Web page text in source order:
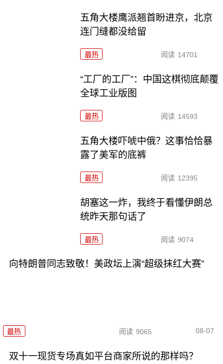
五角大楼鹰派翘首盼进京，北京
连门缝都没给留
最热 阅读 14701
“工厂的工厂”：中国这棋彻底颠覆
全球工业版图
最热 阅读 14593
五角大楼吓唬中俄？这事恰恰暴
露了美军的底裤
最热 阅读 12395
胡塞这一炸，我终于看懂伊朗总
统昨天那句话了
最热 阅读 9074
向特朗普同志致敬！美政坛上演“超级抹红大赛”
最热 阅读 9065 08-07
双十一现货专场真如平台商家所说的那样吗？